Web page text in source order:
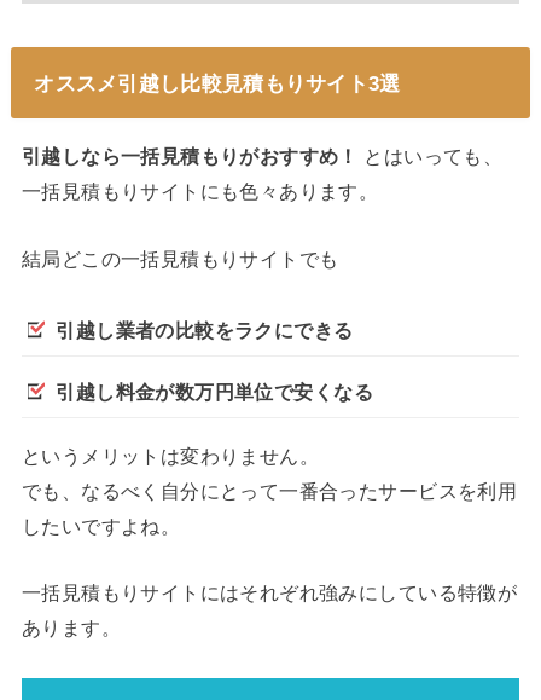
オススメ引越し比較見積もりサイト3選
引越しなら一括見積もりがおすすめ！
とはいっても、
一括見積もりサイトにも色々あります。
結局どこの一括見積もりサイトでも
引越し業者の比較をラクにできる
引越し料金が数万円単位で安くなる
というメリットは変わりません。
でも、なるべく自分にとって一番合ったサービスを利用
したいですよね。
一括見積もりサイトにはそれぞれ強みにしている特徴が
あります。